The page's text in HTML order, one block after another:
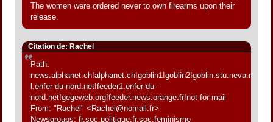
The women were ordered never to own firearms upon their
release.
Citation de: Rachel
Path:
l.enfer-du-nord.net!feeder1.enfer-du-
nord.net!gegeweb.org!feeder.news.orange.fr!not-for-mail
From: "Rachel" <Rachel@nomail.fr>
Newsgroups: fr.soc.politique,fr.soc.feminisme